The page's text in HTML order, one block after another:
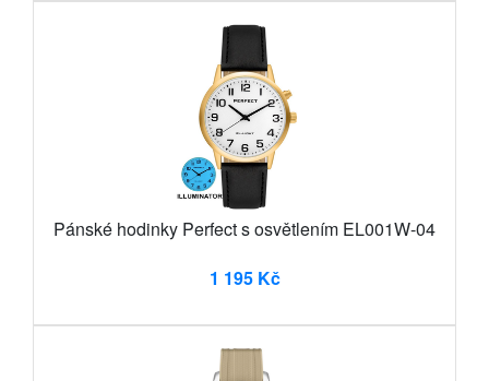
Pánské hodinky Perfect s osvětlením EL001W-04
1 195 Kč